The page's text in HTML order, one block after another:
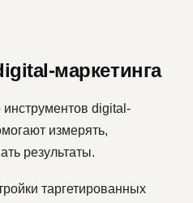
маркетинга
digital-
измерять,
результаты.
таргетированных